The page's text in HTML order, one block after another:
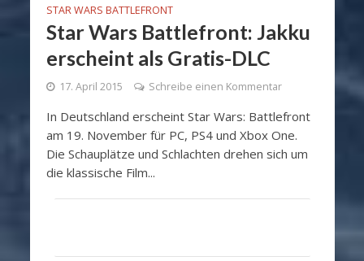
STAR WARS BATTLEFRONT
Star Wars Battlefront: Jakku
erscheint als Gratis-DLC
17. April 2015 Schreibe einen Kommentar
In Deutschland erscheint Star Wars: Battlefront
am 19. November für PC, PS4 und Xbox One.
Die Schauplätze und Schlachten drehen sich um
die klassische Film...